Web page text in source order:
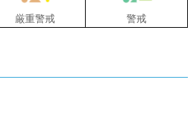
厳重警戒 警戒